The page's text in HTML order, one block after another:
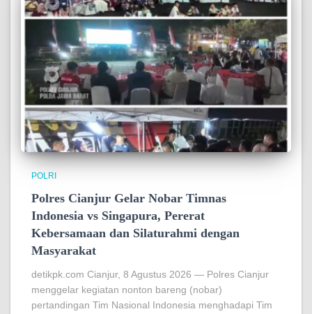
POLRI
Polres Cianjur Gelar Nobar Timnas
Indonesia vs Singapura, Pererat
Kebersamaan dan Silaturahmi dengan
Masyarakat
detikpk.com Cianjur, 8 Agustus 2026 — Polres Cianjur
menggelar kegiatan nonton bareng (nobar)
pertandingan Tim Nasional Indonesia menghadapi Tim